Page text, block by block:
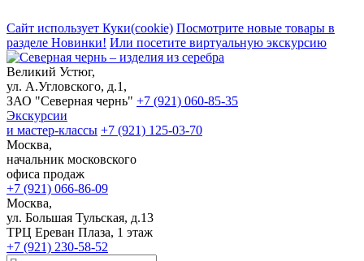
Сайт использует Куки(cookie) Посмотрите новые товары в
разделе Новинки! Или посетите виртуальную экскурсию
Великий Устюг,
ул. А.Угловского, д.1,
ЗАО "Северная чернь" +7 (921) 060-85-35
Экскурсии
и мастер-классы +7 (921) 125-03-70
Москва,
начальник московского
офиса продаж
+7 (921) 066-86-09
Москва,
ул. Большая Тульская, д.13
ТРЦ Ереван Плаза, 1 этаж
+7 (921) 230-58-52